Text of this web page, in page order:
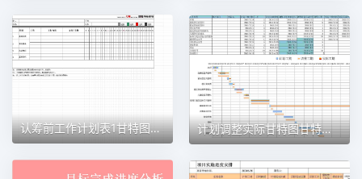
认筹前工作计划表1甘特图excel模板 计划调整实际甘特图甘特图excel模板